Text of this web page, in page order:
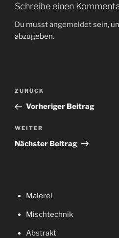
Schreibe einen
Du musstangemeldetsein,
abzugeben.
Beitragsnavigation
Vorheriger
Beitrag
ZURÜCK
Vorheriger Beitrag
Nächster
Beitrag
WEITER
Nächster Beitrag
Malerei
Mischtechnik
Abstrakt